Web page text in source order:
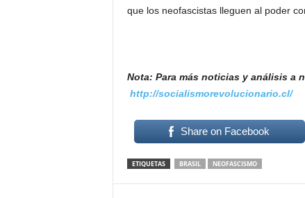
que los neofascistas lleguen al poder
Nota: Para más noticias y análisis a
http://socialismorevolucionario.cl/
Share on Facebook
ETIQUETAS BRASIL NEOFASCISMO